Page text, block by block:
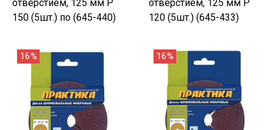
отверстием, 125 мм P
150 (5шт.) по (645-440)
отверстием, 125 мм P
120 (5шт.) (645-433)
16% 16%